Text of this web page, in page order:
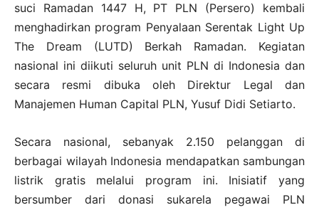
suci Ramadan 1447 H, PT PLN (Persero) kembali
menghadirkan program Penyalaan Serentak Light Up
The Dream (LUTD) Berkah Ramadan. Kegiatan
nasional ini diikuti seluruh unit PLN di Indonesia dan
secara resmi dibuka oleh Direktur Legal dan
Manajemen Human Capital PLN, Yusuf Didi Setiarto.
Secara nasional, sebanyak 2.150 pelanggan di
berbagai wilayah Indonesia mendapatkan sambungan
listrik gratis melalui program ini. Inisiatif yang
bersumber dari donasi sukarela pegawai PLN